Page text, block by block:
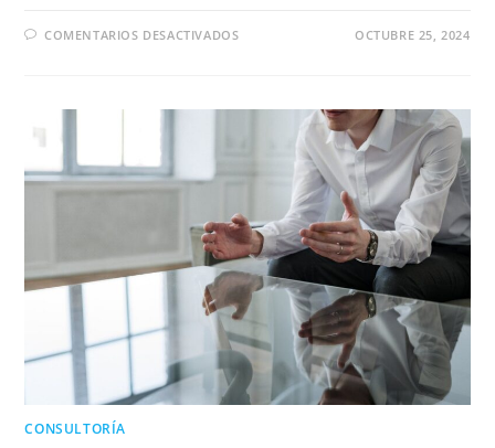
COMENTARIOS DESACTIVADOS OCTUBRE 25, 2024
CONSULTORÍA